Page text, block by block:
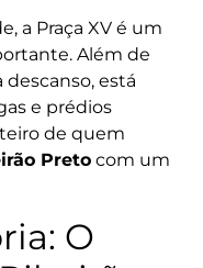
a Praça XV é um
Além de
descanso, está
e prédios
de quem
Preto com um
O